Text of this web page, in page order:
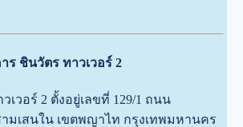
ร ชินวัตร ทาวเวอร์ 2
เวอร์ 2 ตั้งอยู่เลขที่ 129/1 ถนน
มเสนใน เขตพญาไท กรุงเทพมหานคร